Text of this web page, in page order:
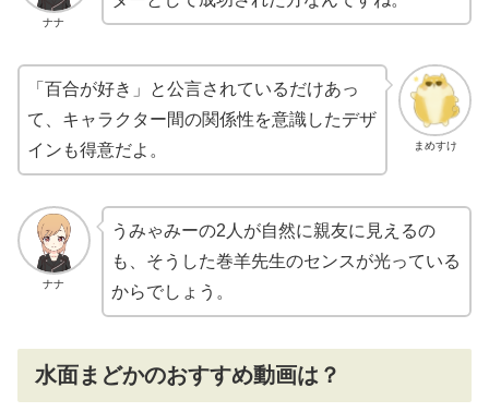
ナナ
まめすけ
「百合が好き」と公言されているだけあっ
て、キャラクター間の関係性を意識したデザ
インも得意だよ。
ナナ
うみゃみーの2人が自然に親友に見えるの
も、そうした巻羊先生のセンスが光っている
からでしょう。
水面まどかのおすすめ動画は？